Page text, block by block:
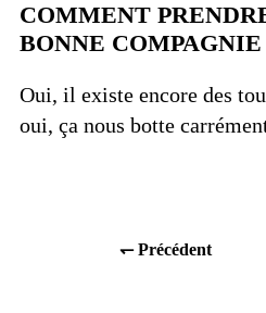
COMMENT
BONNE COMPAGNIE
Oui, il existe encore des
oui, ça nous botte
↽ Précédent